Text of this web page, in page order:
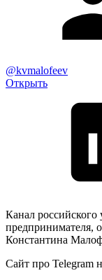
@kvmalofeev
Открыть
Канал российского
предпринимателя,
Константина
Сайт про Telegram